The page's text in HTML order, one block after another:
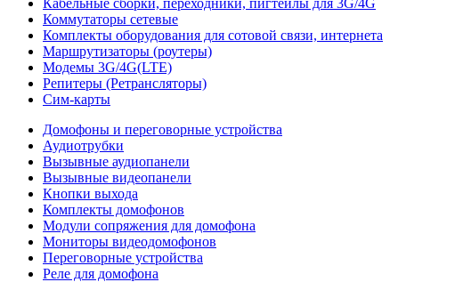
Кабельные сборки, переходники, пигтейлы для 3G/4G
Коммутаторы сетевые
Комплекты оборудования для сотовой связи, интернета
Маршрутизаторы (роутеры)
Модемы 3G/4G(LTE)
Репитеры (Ретрансляторы)
Сим-карты
Домофоны и переговорные устройства
Аудиотрубки
Вызывные аудиопанели
Вызывные видеопанели
Кнопки выхода
Комплекты домофонов
Модули сопряжения для домофона
Мониторы видеодомофонов
Переговорные устройства
Реле для домофона